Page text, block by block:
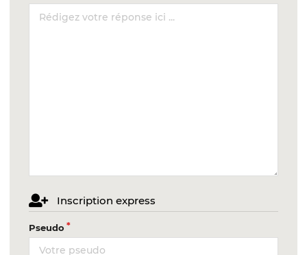
Inscription express
Pseudo